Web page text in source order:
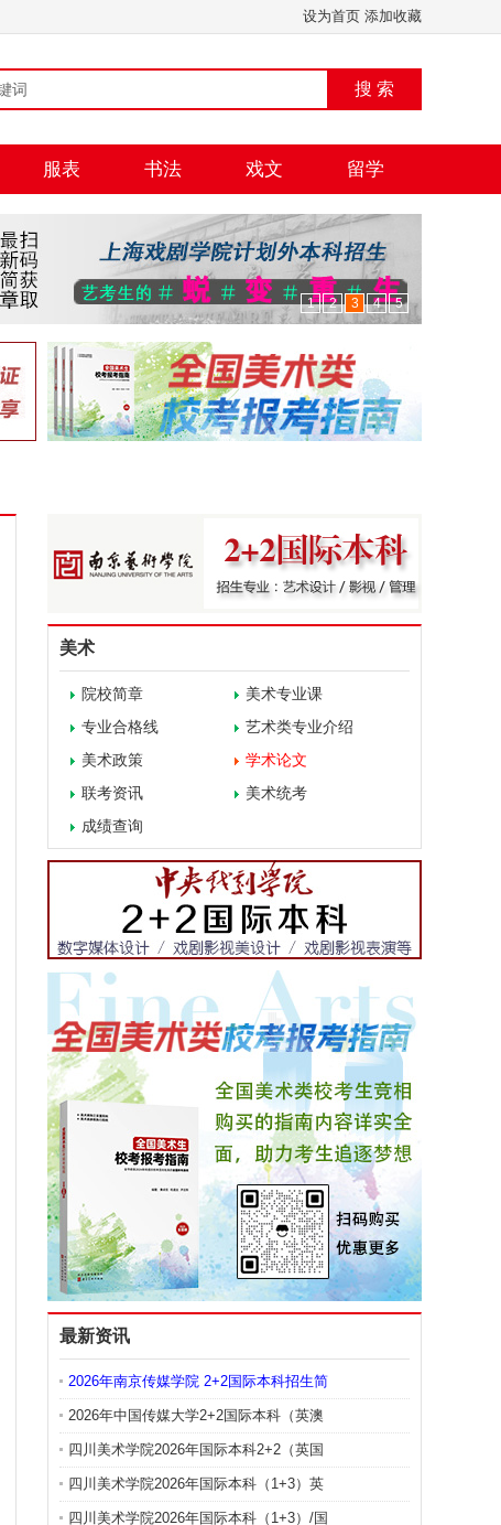
设为首页 添加收藏
搜 索
服表 书法 戏文 留学
1 2 3 4 5
美术
院校简章
美术专业课
专业合格线
艺术类专业介绍
美术政策
学术论文
联考资讯
美术统考
成绩查询
最新资讯
2026年南京传媒学院 2+2国际本科招生简
2026年中国传媒大学2+2国际本科（英澳
四川美术学院2026年国际本科2+2（英国
四川美术学院2026年国际本科（1+3）英
四川美术学院2026年国际本科（1+3）/国